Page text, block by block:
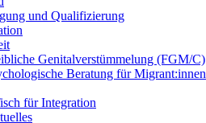
und Qualifizierung
Genitalverstümmelung (FGM/C)
Beratung für Migrant:innen
für Integration